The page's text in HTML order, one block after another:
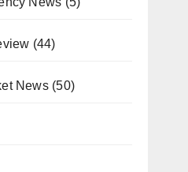
(44)
News(50)